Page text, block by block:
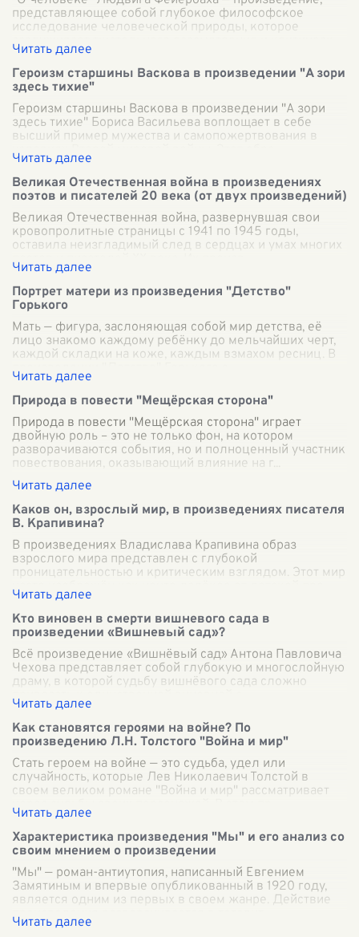
представляющее собой глубокое философское
исследование человеческой природы, которое
заслуживает тщательного рассмотрения и критическ
Героизм старшины Васкова в произведении "А зори
здесь тихие"
Героизм старшины Васкова в произведении "А зори
здесь тихие" Бориса Васильева воплощает в себе
высший пример мужества и самопожертвования в
условиях Второй мировой войны. Этот обра
Великая Отечественная война в произведениях
поэтов и писателей 20 века (от двух произведений)
Великая Отечественная война, развернувшая свои
кровопролитные страницы с 1941 по 1945 годы,
оставила неизгладимый след в сердцах и умах многих
поэтов и писателей ХХ века. Их произв
Портрет матери из произведения "Детство"
Горького
Мать — фигура, заслоняющая собой мир детства, её
лицо знакомо каждому ребёнку до мельчайших черт,
каждой складки на коже, каждым взмахом ресниц. В
произведении "Детство" Горького э
Природа в повести "Мещёрская сторона"
Природа в повести "Мещёрская сторона" играет
двойную роль – это не только фон, на котором
разворачиваются события, но и полноценный участник
повествования, оказывающий влияние на г
Каков он, взрослый мир, в произведениях писателя
В. Крапивина?
В произведениях Владислава Крапивина образ
взрослого мира представлен с глубокой
проницательностью и критическим взглядом. Этот мир
часто изображён как нечто далёкое от детской про
Кто виновен в смерти вишневого сада в
произведении «Вишневый сад»?
Всё произведение «Вишнёвый сад» Антона Павловича
Чехова представляет собой глубокую и многослойную
драму, в которой судьбу вишнёвого сада сложно
привязать к единственной виновной с
Как становятся героями на войне? По
произведению Л.Н. Толстого "Война и мир"
Стать героем на войне — это судьба, удел или
случайность, которые Лев Николаевич Толстой в
своем великом романе "Война и мир" рассматривает
через судьбы своих персонажей. В этом пр
Характеристика произведения "Мы" и его анализ со
своим мнением о произведении
"Мы" — роман-антиутопия, написанный Евгением
Замятиным и впервые опубликованный в 1920 году,
является одним из первых в своем жанре. Действие
произведения разворачивается в тоталит